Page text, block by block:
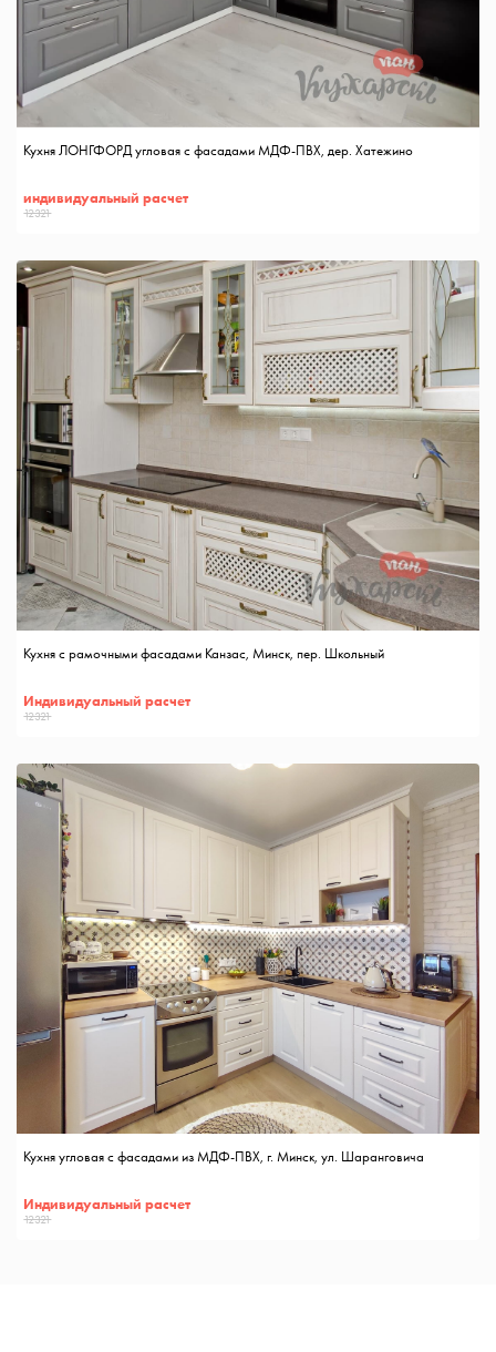
Кухня ЛОНГФОРД угловая с фасадами МДФ-ПВХ, дер. Хатежино
индивидуальный расчет
12321
Кухня с рамочными фасадами Канзас, Минск, пер. Школьный
Индивидуальный расчет
12321
Кухня угловая с фасадами из МДФ-ПВХ, г. Минск, ул. Шаранговича
Индивидуальный расчет
12321